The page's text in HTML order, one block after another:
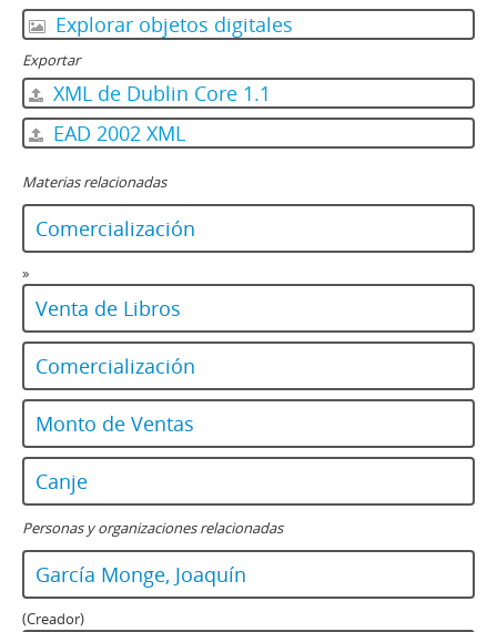
Explorar objetos digitales
Exportar
XML de Dublin Core 1.1
EAD 2002 XML
Materias relacionadas
Comercialización
»
Venta de Libros
Comercialización
Monto de Ventas
Canje
Personas y organizaciones relacionadas
García Monge, Joaquín
(Creador)